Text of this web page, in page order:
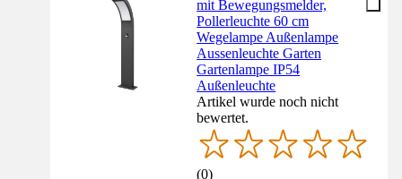
mit Bewegungsmelder,
Pollerleuchte 60 cm
Wegelampe Außenlampe
Aussenleuchte Garten
Gartenlampe IP54
Außenleuchte
Artikel wurde noch nicht
bewertet.
(0)